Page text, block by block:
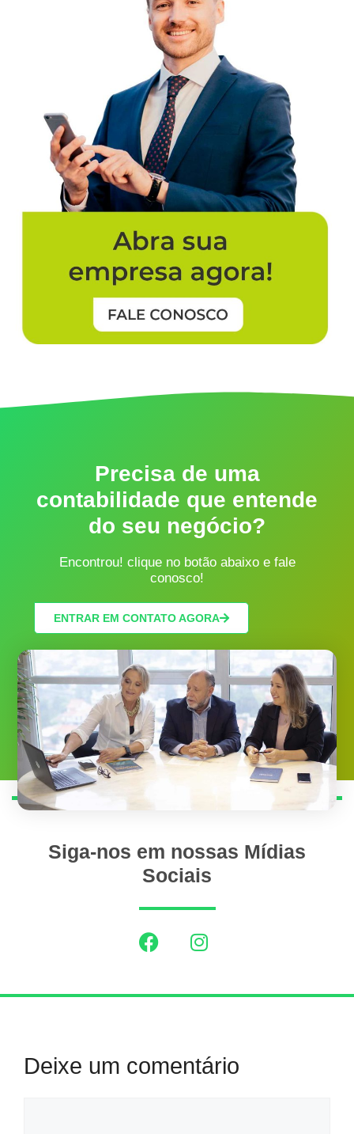
Precisa de uma
contabilidade que entende
do seu negócio?
Encontrou! clique no botão abaixo e fale
conosco!
ENTRAR EM CONTATO AGORA
Siga-nos em nossas Mídias
Sociais
Deixe um comentário